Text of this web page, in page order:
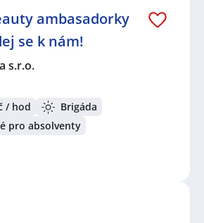
ambasadorky
se k nám!
s.r.o.
/ hod
Brigáda
pro absolventy